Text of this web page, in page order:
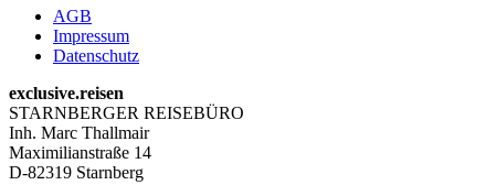
AGB
Impressum
Datenschutz
exclusive.reisen
STARNBERGER REISEBÜRO
Inh. Marc Thallmair
Maximilianstraße 14
D-82319 Starnberg